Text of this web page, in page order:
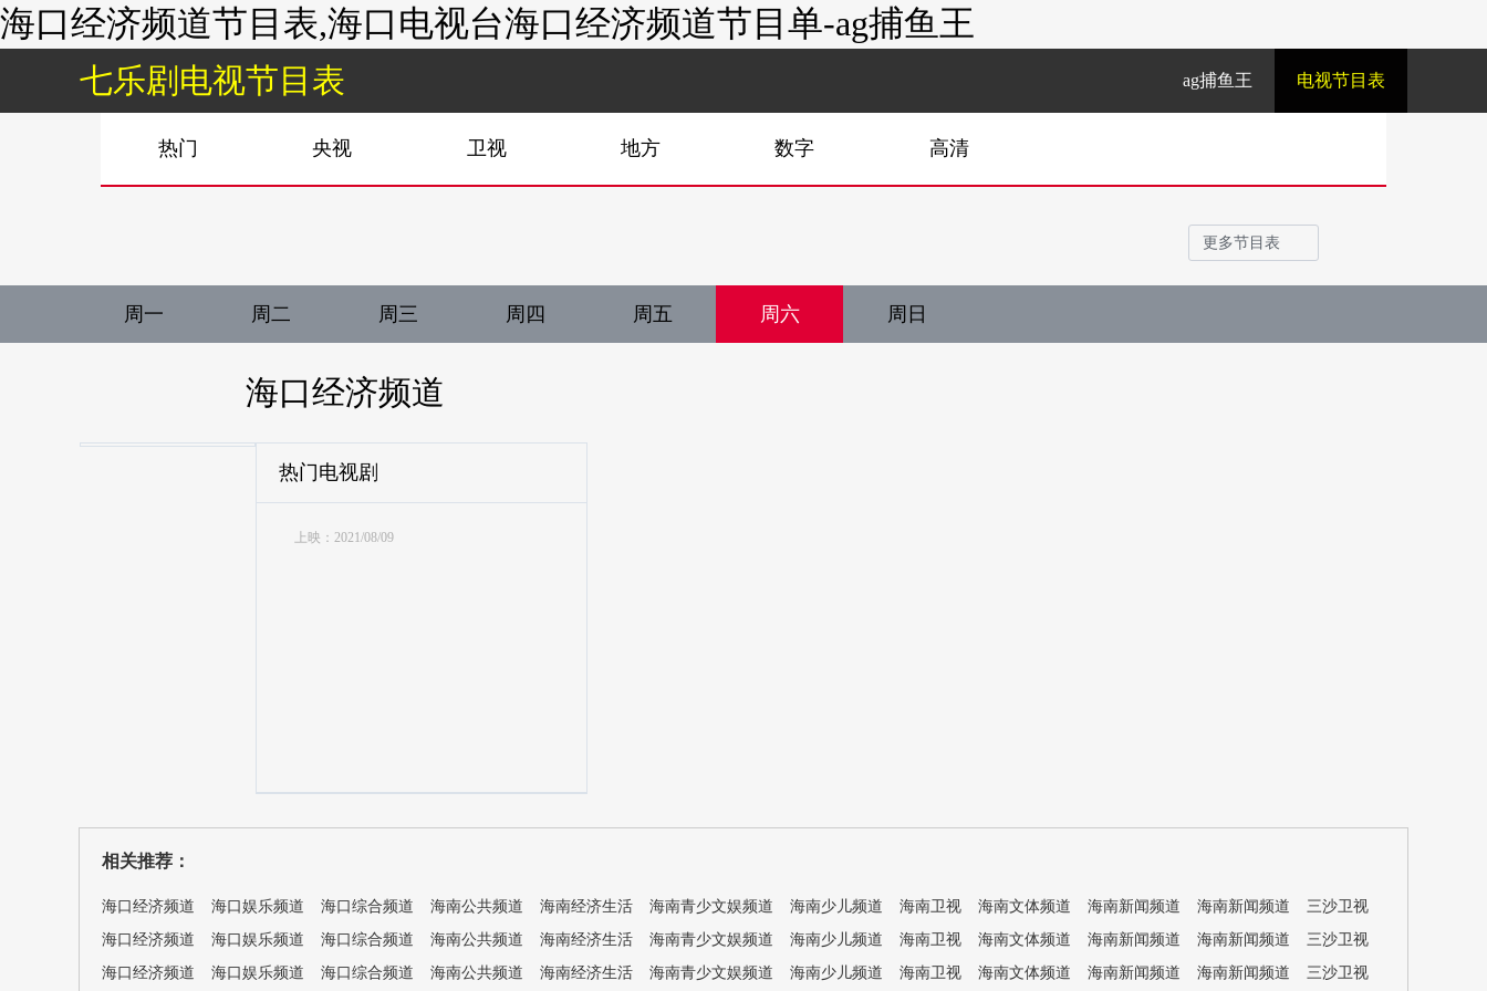
海口经济频道节目表,海口电视台海口经济频道节目单-ag捕鱼王
七乐剧电视节目表 电视节目表
ag捕鱼王
热门 央视 卫视 地方 数字 高清
更多节目表
周一 周二 周三 周四 周五 周六 周日
海口经济频道
热门电视剧
上映：2021/08/09
相关推荐：
海口经济频道 海口娱乐频道 海口综合频道 海南公共频道 海南经济生活 海南青少文娱频道 海南少儿频道 海南卫视 海南文体频道 海南新闻频道 海南新闻频道
三沙卫视
海口经济频道
海口娱乐频道 海口综合频道 海南公共频道 海南经济生活 海南青少文娱频道 海南少儿频道 海南卫视 海南文体频道 海南新闻频道 海南新闻频道
三沙卫视
海口经济频道
海口娱乐频道 海口综合频道 海南公共频道 海南经济生活 海南青少文娱频道 海南少儿频道 海南卫视 海南文体频道 海南新闻频道 海南新闻频道 三沙卫视